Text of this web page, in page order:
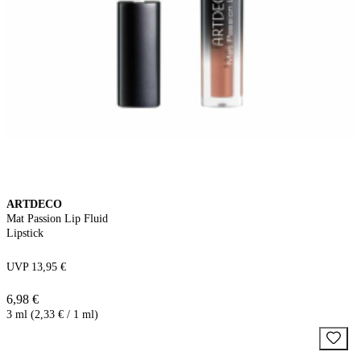
ARTDECO
Mat Passion Lip Fluid
Lipstick
UVP 13,95 €
6,98 €
3 ml (2,33 € / 1 ml)